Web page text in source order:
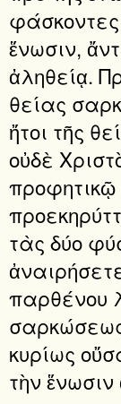
ἕνωσιν,
ἀληθείᾳ.
θείας
ἤτοι τῆς
οὐδὲ
τὰς δύο
παρθένου
κυρίως
τὴν